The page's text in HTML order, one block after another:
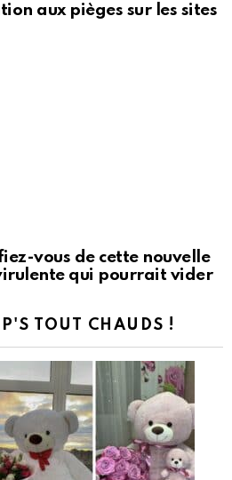
aux pièges sur les sites
vous de cette nouvelle
qui pourrait vider
TOUT CHAUDS !